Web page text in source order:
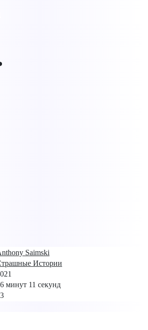
Saimski
Истории
минут 11 секунд